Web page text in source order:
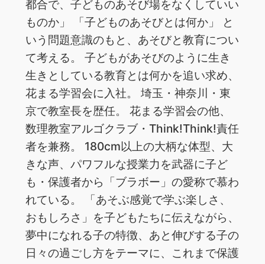
都合で、子どものあそび場をなくしていい
ものか」 「子どものあそびとは何か」 と
いう問題意識のもと、あそびと教育につい
て考える。 子どもがあそびのように生き
生きとしている教育とは何かを追い求め、
花まる学習会に入社。 埼玉・神奈川・東
京で教室長を歴任。 花まる学習会の他、
数理教室アルゴクラブ・Think!Think!責任
者を兼務。 180cm以上の大柄な体型、大
きな声、パワフルな授業力を武器に子ど
も・保護者から「ブラボー」の愛称で慕わ
れている。 「あそぶ感覚で学ぶ楽しさ、
おもしろさ」を子どもたちに伝えながら、
夢中になれる子の特徴、あと伸びする子の
日々の過ごし方をテーマに、これまで保護